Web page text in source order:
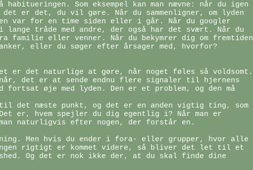
Som eksempel kan man nævne: når du igen
er det, du vil gøre. Når du sammenligner, om lyden
var for en time siden eller i går. Når du googler
lange tråde med andre, der også har det svært. Når du
familie eller venner. Når du bekymrer dig om fremtiden
eller du søger efter årsager med, hvorfor?
er det naturlige at gøre, når noget føles så voldsomt.
det er at sende endnu flere signaler til hjernens
fortsat øje med lyden. Den er et problem, og den må
det næste punkt, og det er en anden vigtig ting, som
er, hvem spejler du dig egentlig i? Når man er
naturligvis efter nogen, der forstår en.
Men hvis du ender i fora- eller grupper, hvor alle
rigtigt er kommet videre, så bliver det let til et
Og det er nok ikke der, at du skal finde dine